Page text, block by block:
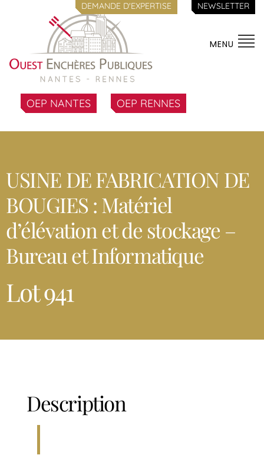
DEMANDE D'EXPERTISE NEWSLETTER
MENU
OEP NANTES OEP RENNES
USINE DE FABRICATION DE
BOUGIES : Matériel
d’élévation et de stockage –
Bureau et Informatique
Lot 941
Description